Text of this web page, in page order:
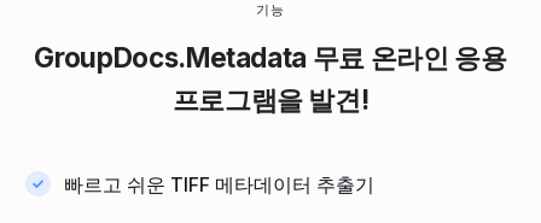
기능
GroupDocs.Metadata 무료 온라인 응용
프로그램을 발견!
빠르고 쉬운 TIFF 메타데이터 추출기